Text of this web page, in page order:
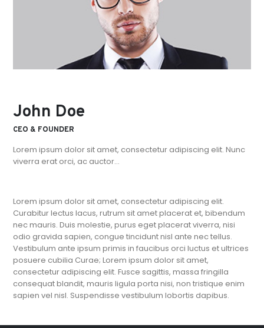
John Doe
CEO & FOUNDER
Lorem ipsum dolor sit amet, consectetur adipiscing elit. Nunc
viverra erat orci, ac auctor…
Lorem ipsum dolor sit amet, consectetur adipiscing elit.
Curabitur lectus lacus, rutrum sit amet placerat et, bibendum
nec mauris. Duis molestie, purus eget placerat viverra, nisi
odio gravida sapien, congue tincidunt nisl ante nec tellus.
Vestibulum ante ipsum primis in faucibus orci luctus et ultrices
posuere cubilia Curae; Lorem ipsum dolor sit amet,
consectetur adipiscing elit. Fusce sagittis, massa fringilla
consequat blandit, mauris ligula porta nisi, non tristique enim
sapien vel nisl. Suspendisse vestibulum lobortis dapibus.